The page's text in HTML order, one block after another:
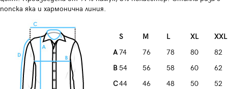
попска яка и хармонична линия.
S M L XL
XXL
A74 76 78 80
82
B54 56 58 60
62
C44 46 48 50
52